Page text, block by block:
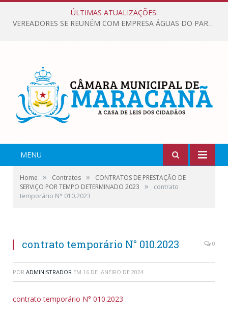
ÚLTIMAS ATUALIZAÇÕES:
VEREADORES SE REUNÉM COM EMPRESA ÁGUAS DO PARÁ, PARA APRESENTAR REIVINDICAÇÕES E MELHORIAS NA QUALIDADE DOS SERVIÇOS OFERECIDOS Á POPULAÇÃO.
MENU
Home » Contratos »
CONTRATOS DE PRESTAÇÃO DE
SERVIÇO POR TEMPO DETERMINADO 2023
»
contrato
temporário N° 010.2023
contrato temporário N° 010.2023 0
POR ADMINISTRADOR EM 16 DE JANEIRO DE 2024
contrato temporário N° 010.2023